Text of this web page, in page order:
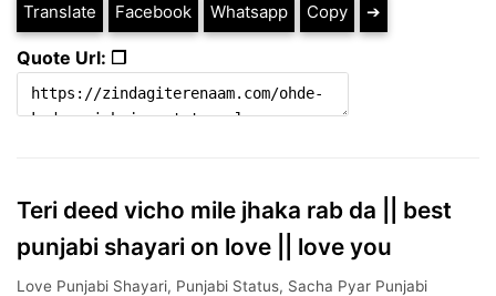
Translate Facebook Whatsapp Copy ➔
Quote Url: ❐
Teri deed vicho mile jhaka rab da || best
punjabi shayari on love || love you
Love Punjabi Shayari, Punjabi Status, Sacha Pyar Punjabi